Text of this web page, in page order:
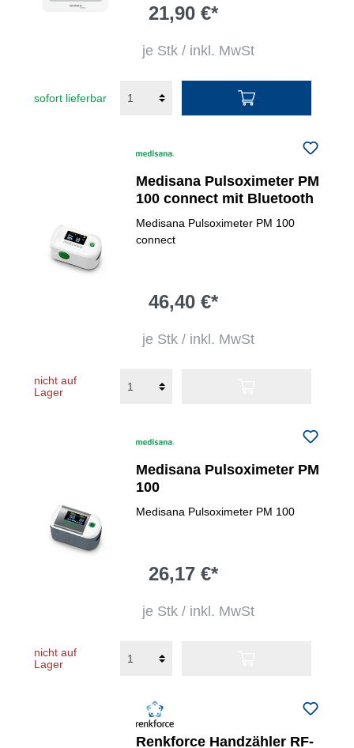
21,90 €*
je Stk / inkl. MwSt
sofort lieferbar
Medisana Pulsoximeter PM
100 connect mit Bluetooth
Medisana Pulsoximeter PM 100
connect
46,40 €*
je Stk / inkl. MwSt
nicht auf
Lager
Medisana Pulsoximeter PM
100
Medisana Pulsoximeter PM 100
26,17 €*
je Stk / inkl. MwSt
nicht auf
Lager
Renkforce Handzähler RF-